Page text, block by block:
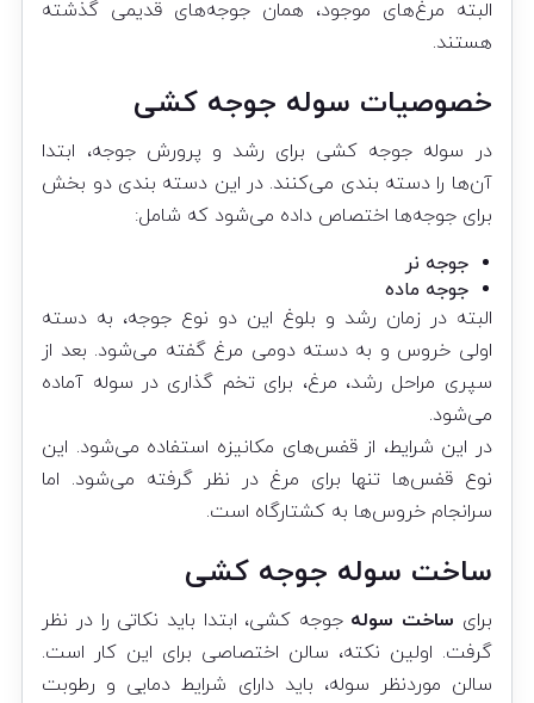
البته مرغ‌های موجود، همان جوجه‌های قدیمی گذشته
هستند.
خصوصیات سوله جوجه کشی
در سوله جوجه کشی برای رشد و پرورش جوجه، ابتدا
آن‌ها را دسته بندی می‌کنند. در این دسته بندی دو بخش
برای جوجه‌ها اختصاص داده می‌شود که شامل:
جوجه نر
جوجه ماده
البته در زمان رشد و بلوغ این دو نوع جوجه، به دسته
اولی خروس و به دسته دومی مرغ گفته می‌شود. بعد از
سپری مراحل رشد، مرغ، برای تخم گذاری در سوله آماده
می‌شود.
در این شرایط، از قفس‌های مکانیزه استفاده می‌شود. این
نوع قفس‌ها تنها برای مرغ در نظر گرفته می‌شود. اما
سرانجام خروس‌ها به کشتارگاه است.
ساخت سوله جوجه کشی
برای ساخت سوله جوجه کشی، ابتدا باید نکاتی را در نظر
گرفت. اولین نکته، سالن اختصاصی برای این کار است.
سالن موردنظر سوله، باید دارای شرایط دمایی و رطوبت